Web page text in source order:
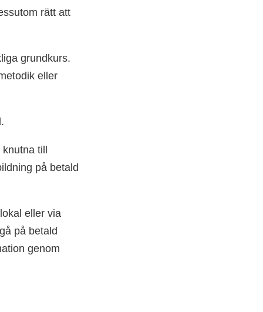
rätt att
grundkurs.
eller
till
på betald
eller via
på betald
genom